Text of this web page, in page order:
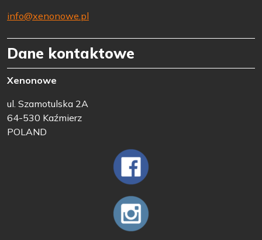
info@xenonowe.pl
Dane kontaktowe
Xenonowe
ul. Szamotulska 2A
64-530 Kaźmierz
POLAND